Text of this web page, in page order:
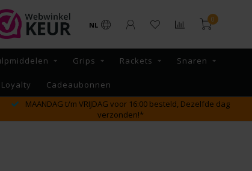
NL
0
Grips Rackets Snaren
Loyalty Cadeaubonnen
MAANDAG t/m VRIJDAG voor 16:00 besteld, Dezelfde dag
verzonden!*